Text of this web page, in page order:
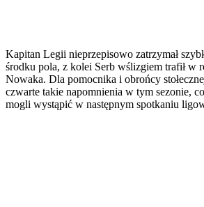
Kapitan Legii nieprzepisowo zatrzymał
środku pola, z kolei Serb wślizgiem trafił w
Nowaka. Dla pomocnika i obrońcy
czwarte takie napomnienia w tym sezonie,
mogli wystąpić w następnym spotkaniu